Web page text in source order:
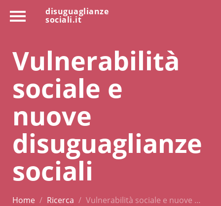
disuguaglianze
sociali.it
Vulnerabilità
sociale e
nuove
disuguaglianze
sociali
Home Ricerca Vulnerabilità sociale e nuove …